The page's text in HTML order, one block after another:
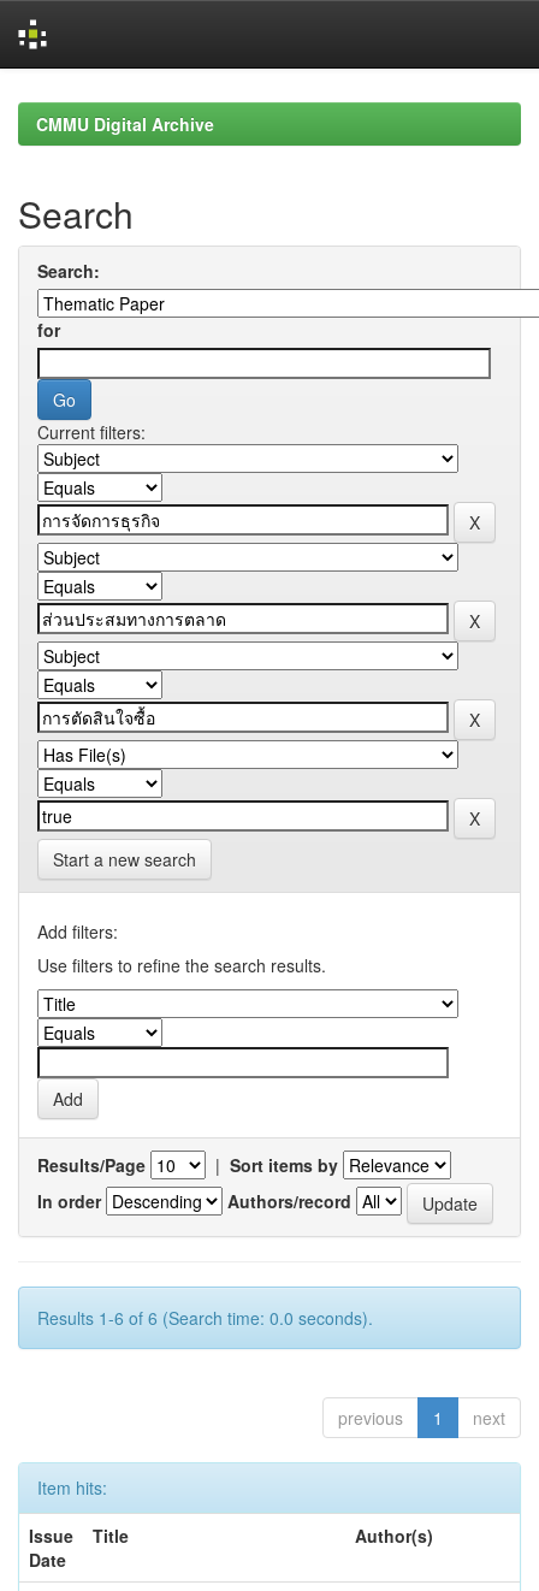
navigationCMMU Digital Archive
Search
Search:
for
Current filters:
Start a new search
Add filters:
Use filters to refine the search results.
Results/Page | Sort items by
In order
Authors/record
Results 1-6 of 6 (Search time: 0.0 seconds).
previous 1 next
Item hits:
Issue
Date
Title Author(s)